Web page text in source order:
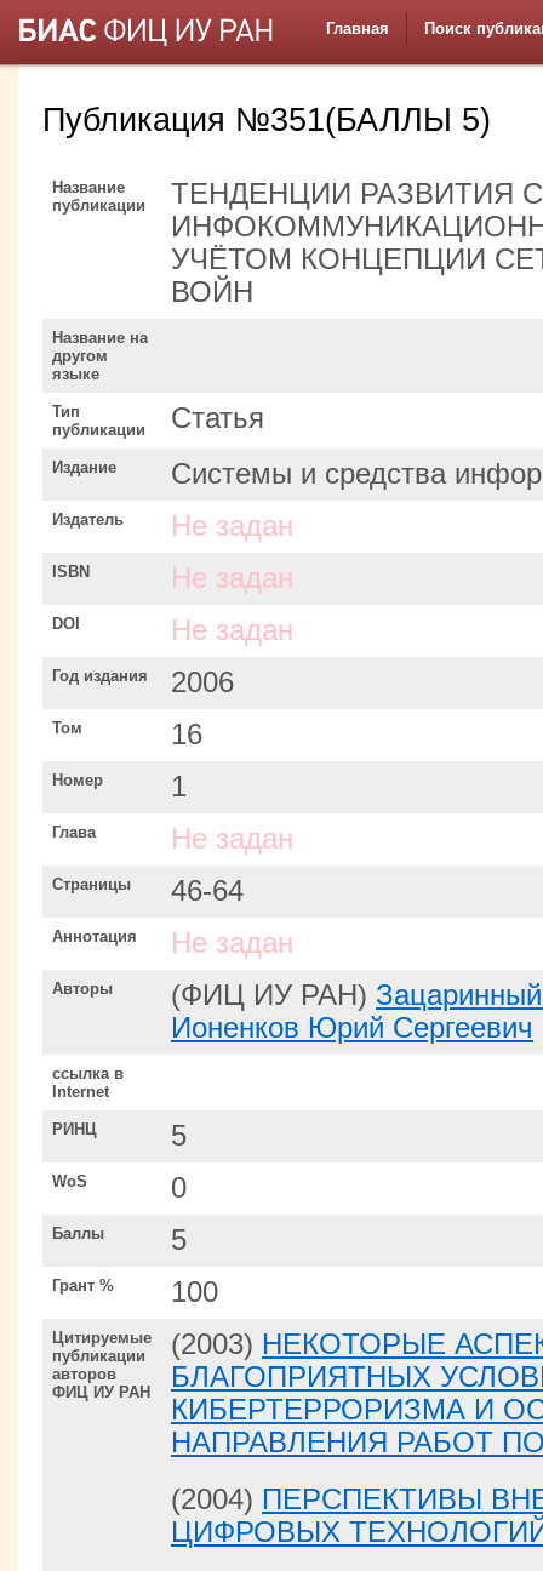
Главная Поиск
Публикация №351(БАЛЛЫ 5)
Название
публикации
ТЕНДЕНЦИИ РАЗВИТИЯ
УЧЁТОМ КОНЦЕПЦИИ
ВОЙН
Название на
другом
языке
Тип
публикации
Статья
Издание Системы и средства
Издатель Не задан
ISBN Не задан
DOI Не задан
Год издания 2006
Том 16
Номер 1
Глава Не задан
Страницы 46-64
Аннотация Не задан
Авторы (ФИЦ ИУ РАН)
Ионенков Юрий Сергеевич
ссылка в
Internet
РИНЦ 5
WoS 0
Баллы 5
Грант % 100
Цитируемые
публикации
авторов
ФИЦ ИУ РАН
(2003) НЕКОТОРЫЕ
БЛАГОПРИЯТНЫХ
КИБЕРТЕРРОРИЗМА И
НАПРАВЛЕНИЯ РАБОТ
(2004) ПЕРСПЕКТИВЫ
ЦИФРОВЫХ